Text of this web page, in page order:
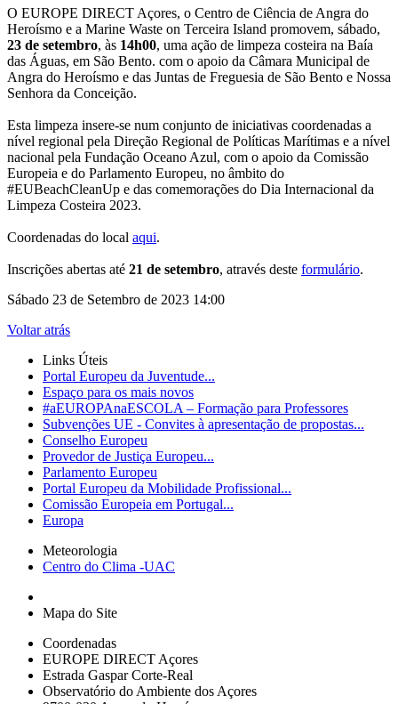
O EUROPE DIRECT Açores, o Centro de Ciência de Angra do
Heroísmo e a Marine Waste on Terceira Island promovem, sábado,
23 de setembro, às 14h00, uma ação de limpeza costeira na Baía
das Águas, em São Bento. com o apoio da Câmara Municipal de
Angra do Heroísmo e das Juntas de Freguesia de São Bento e Nossa
Senhora da Conceição.
Esta limpeza insere-se num conjunto de iniciativas coordenadas a
nível regional pela Direção Regional de Políticas Marítimas e a nível
nacional pela Fundação Oceano Azul, com o apoio da Comissão
Europeia e do Parlamento Europeu, no âmbito do
#EUBeachCleanUp e das comemorações do Dia Internacional da
Limpeza Costeira 2023.
Coordenadas do local aqui.
Inscrições abertas até 21 de setembro, através deste formulário.
Sábado 23 de Setembro de 2023 14:00
Voltar atrás
Links Úteis
Portal Europeu da Juventude...
Espaço para os mais novos
#aEUROPAnaESCOLA – Formação para Professores
Subvenções UE - Convites à apresentação de propostas...
Conselho Europeu
Provedor de Justiça Europeu...
Parlamento Europeu
Portal Europeu da Mobilidade Profissional...
Comissão Europeia em Portugal...
Europa
Meteorologia
Centro do Clima -UAC
Mapa do Site
Coordenadas
EUROPE DIRECT Açores
Estrada Gaspar Corte-Real
Observatório do Ambiente dos Açores